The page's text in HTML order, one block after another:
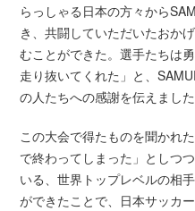
らっしゃる日本の方々から
き、共闘していただいたおか
むことができた。選手たちは
走り抜いてくれた」と、
の人たちへの感謝を伝えました
この大会で得たものを聞かれ
で終わってしまった」としつ
いる、世界トップレベルの相
ができたことで、日本サッカ